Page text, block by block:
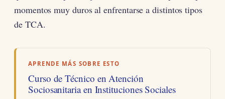
momentos muy duros al enfrentarse a distintos tipos
de TCA.
APRENDE MÁS SOBRE ESTO
Curso de Técnico en Atención
Sociosanitaria en Instituciones Sociales